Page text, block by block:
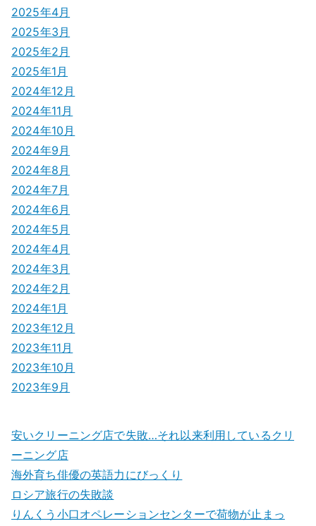
2025年4月
2025年3月
2025年2月
2025年1月
2024年12月
2024年11月
2024年10月
2024年9月
2024年8月
2024年7月
2024年6月
2024年5月
2024年4月
2024年3月
2024年2月
2024年1月
2023年12月
2023年11月
2023年10月
2023年9月
安いクリーニング店で失敗…それ以来利用しているクリ
ーニング店
海外育ち俳優の英語力にびっくり
ロシア旅行の失敗談
りんくう小口オペレーションセンターで荷物が止まっ